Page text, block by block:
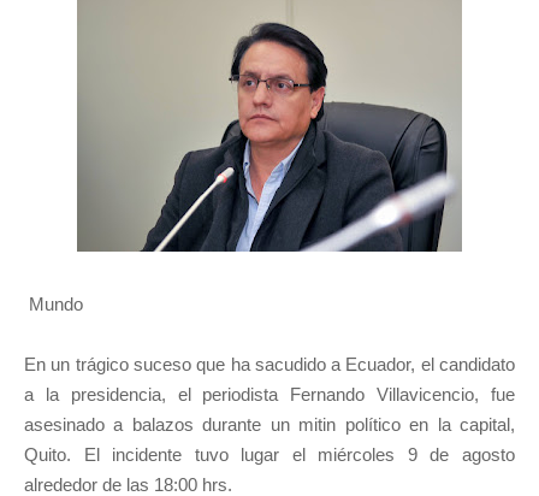
Mundo
En un trágico suceso que ha sacudido a Ecuador, el candidato
a la presidencia, el periodista Fernando Villavicencio, fue
asesinado a balazos durante un mitin político en la capital,
Quito. El incidente tuvo lugar el miércoles 9 de agosto
alrededor de las 18:00 hrs.